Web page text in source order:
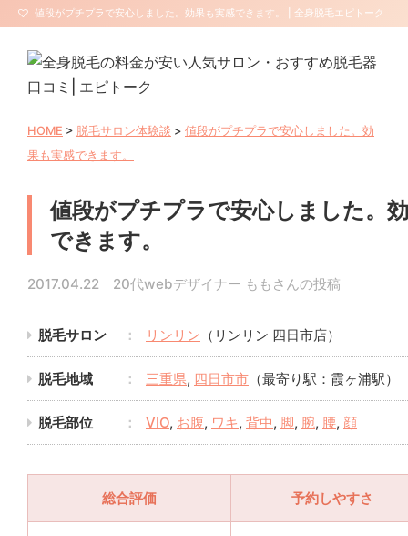
値段がプチプラで安心しました。効果も実感できます。 | 全身脱毛エピトーク
HOME > 脱毛サロン体験談 > 値段がプチプラで安心しました。効
果も実感できます。
値段がプチプラで安心しました。
できます。
2017.04.22 20代webデザイナー ももさんの投稿
脱毛サロン リンリン （リンリン 四日市店）
脱毛地域 三重県, 四日市市 （最寄り駅：霞ヶ浦駅）
脱毛部位 VIO, お腹, ワキ, 背中, 脚, 腕, 腰, 顔
総合評価 予約しやすさ